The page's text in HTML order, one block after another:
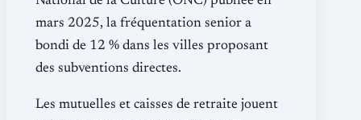
mars 2025, la fréquentation senior a
bondi de 12 % dans les villes proposant
des subventions directes.
Les mutuelles et caisses de retraite jouent